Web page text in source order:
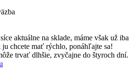
aktuálne na sklade, máme však už iba
ju chcete mať rýchlo, ponáhľajte sa!
trvať dlhšie, zvyčajne do štyroch dní.